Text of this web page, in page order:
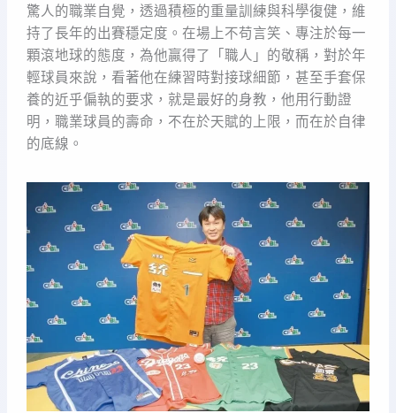
驚人的職業自覺，透過積極的重量訓練與科學復健，維
持了長年的出賽穩定度。在場上不苟言笑、專注於每一
顆滾地球的態度，為他贏得了「職人」的敬稱，對於年
輕球員來說，看著他在練習時對接球細節，甚至手套保
養的近乎偏執的要求，就是最好的身教，他用行動證
明，職業球員的壽命，不在於天賦的上限，而在於自律
的底線。